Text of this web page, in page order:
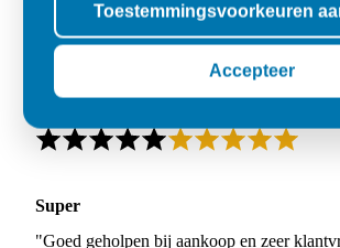
Super
"Goed geholpen bij aankoop en zeer
Toestemmingsvoorkeuren
Accepteer